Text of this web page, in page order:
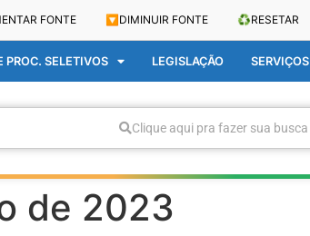
FONTE 🔽 DIMINUIR FONTE ♻️RESETAR
PROC. SELETIVOS LEGISLAÇÃO SERVIÇOS
Clique aqui pra fazer sua busca
de 2023